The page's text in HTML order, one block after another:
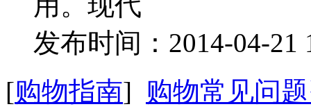
发布时间：2014-04-
[购物指南] 购物常见问